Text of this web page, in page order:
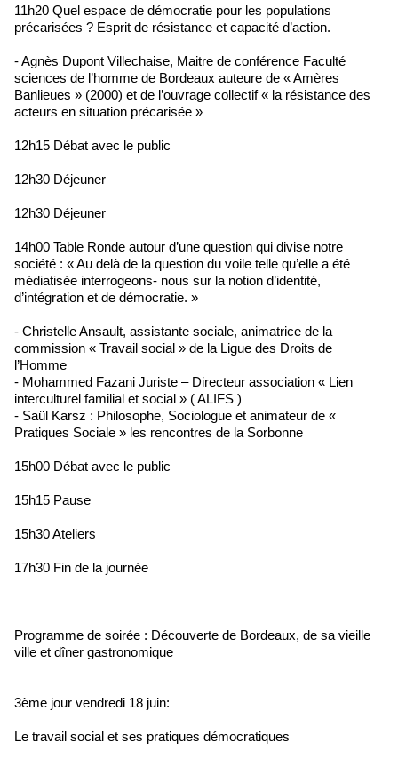
11h20 Quel espace de démocratie pour les populations
précarisées ? Esprit de résistance et capacité d’action.
- Agnès Dupont Villechaise, Maitre de conférence Faculté
sciences de l’homme de Bordeaux auteure de « Amères
Banlieues » (2000) et de l’ouvrage collectif « la résistance des
acteurs en situation précarisée »
12h15 Débat avec le public
12h30 Déjeuner
12h30 Déjeuner
14h00 Table Ronde autour d’une question qui divise notre
société : « Au delà de la question du voile telle qu’elle a été
médiatisée interrogeons- nous sur la notion d’identité,
d’intégration et de démocratie. »
- Christelle Ansault, assistante sociale, animatrice de la
commission « Travail social » de la Ligue des Droits de
l’Homme
- Mohammed Fazani Juriste – Directeur association « Lien
interculturel familial et social » ( ALIFS )
- Saül Karsz : Philosophe, Sociologue et animateur de «
Pratiques Sociale » les rencontres de la Sorbonne
15h00 Débat avec le public
15h15 Pause
15h30 Ateliers
17h30 Fin de la journée
Programme de soirée : Découverte de Bordeaux, de sa vieille
ville et dîner gastronomique
3ème jour vendredi 18 juin:
Le travail social et ses pratiques démocratiques